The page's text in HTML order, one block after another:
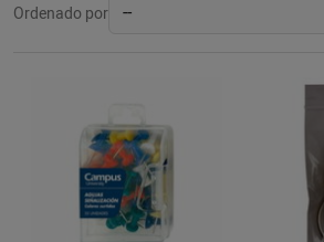
Ordenado por